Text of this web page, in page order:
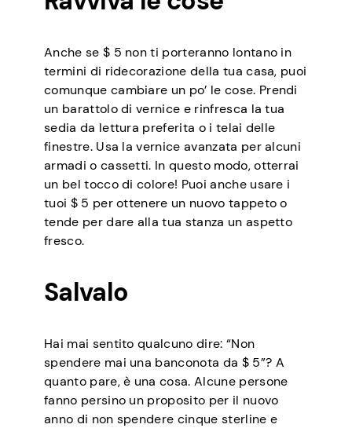
Anche se $ 5 non ti porteranno lontano in
termini di ridecorazione della tua casa, puoi
comunque cambiare un po’ le cose. Prendi
un barattolo di vernice e rinfresca la tua
sedia da lettura preferita o i telai delle
finestre. Usa la vernice avanzata per alcuni
armadi o cassetti. In questo modo, otterrai
un bel tocco di colore! Puoi anche usare i
tuoi $ 5 per ottenere un nuovo tappeto o
tende per dare alla tua stanza un aspetto
fresco.
Salvalo
Hai mai sentito qualcuno dire: “Non
spendere mai una banconota da $ 5”? A
quanto pare, è una cosa. Alcune persone
fanno persino un proposito per il nuovo
anno di non spendere cinque sterline e